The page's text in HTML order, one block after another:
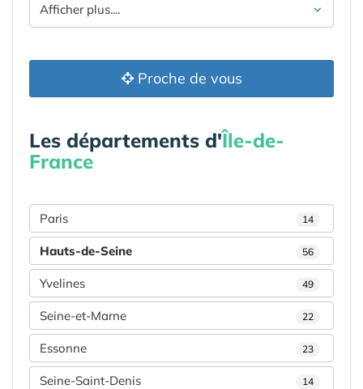
Afficher plus....
Proche de vous
Les départements d'Île-de-
France
Paris 14
Hauts-de-Seine 56
Yvelines 49
Seine-et-Marne 22
Essonne 23
Seine-Saint-Denis 14